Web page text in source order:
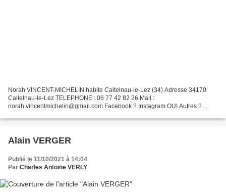
Norah VINCENT-MICHELIN habite Caltelnau-le-Lez (34) Adresse 34170
Caltelnau-le-Lez TELEPHONE : 06 77 42 82 26 Mail :
norah.vincentmichelin@gmail.com Facebook ? Instagram OUI Autres ?
Alain VERGER
Publié le 11/10/2021 à 14:04
Par Charles Antoine VERLY